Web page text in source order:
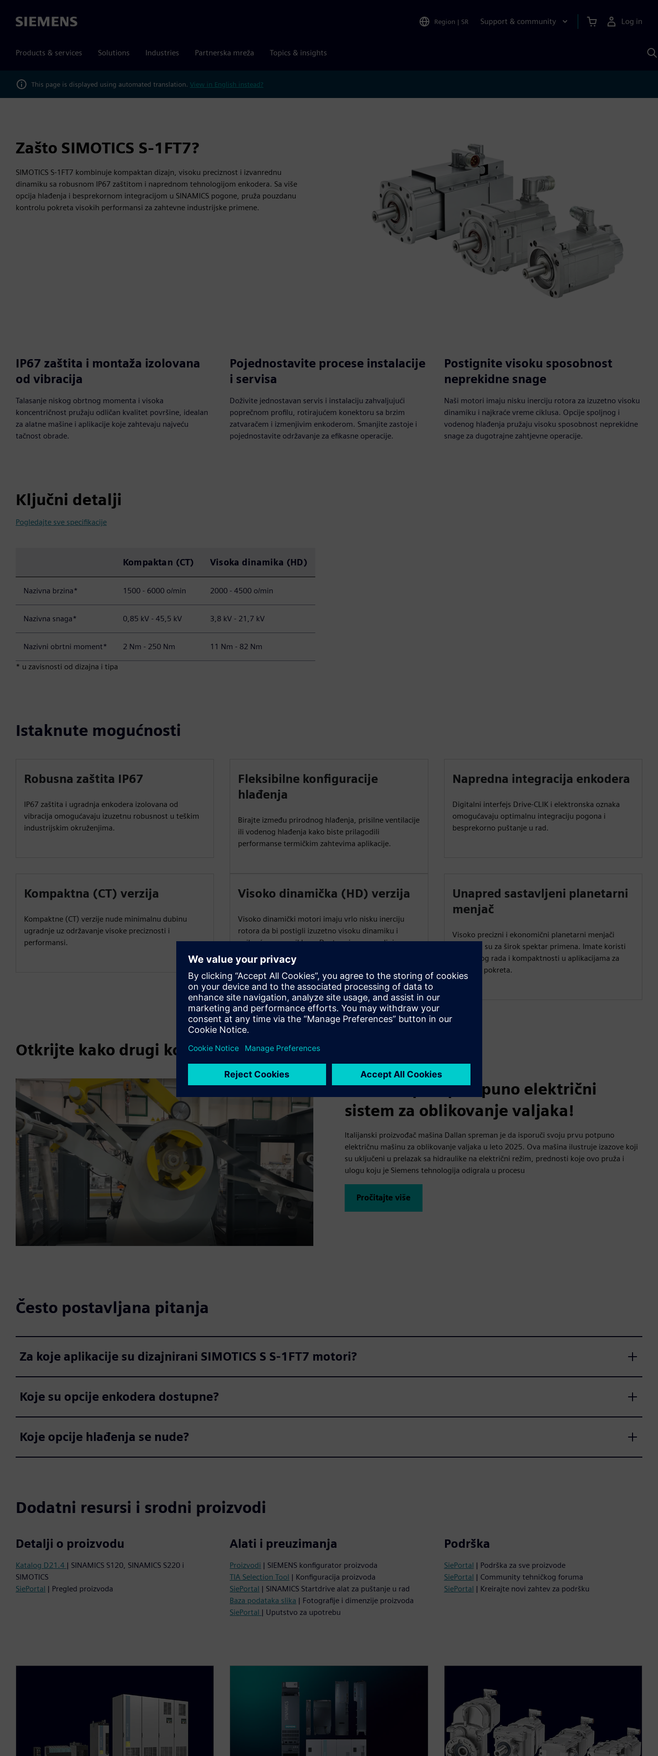
Siemens Region | SR Support & community Log in
Products & services Solutions Industries Partnerska mreža Topics & insights
This page is displayed using automated translation. View in English instead?
Zašto SIMOTICS S-1FT7?
SIMOTICS S-1FT7 kombinuje kompaktan dizajn, visoku preciznost i izvanrednu
dinamiku sa robusnom IP67 zaštitom i naprednom tehnologijom enkodera. Sa više
opcija hlađenja i besprekornom integracijom u SINAMICS pogone, pruža pouzdanu
kontrolu pokreta visokih performansi za zahtevne industrijske primene.
IP67 zaštita i montaža izolovana
od vibracija
Talasanje niskog obrtnog momenta i visoka
koncentričnost pružaju odličan kvalitet površine, idealan
za alatne mašine i aplikacije koje zahtevaju najveću
tačnost obrade.
Pojednostavite procese instalacije
i servisa
Doživite jednostavan servis i instalaciju zahvaljujući
poprečnom profilu, rotirajućem konektoru sa brzim
zatvaračem i izmenjivim enkoderom. Smanjite zastoje i
pojednostavite održavanje za efikasne operacije.
Postignite visoku sposobnost
neprekidne snage
Naši motori imaju nisku inerciju rotora za izuzetno visoku
dinamiku i najkraće vreme ciklusa. Opcije spoljnog i
vodenog hlađenja pružaju visoku sposobnost neprekidne
snage za dugotrajne zahtjevne operacije.
Ključni detalji
Pogledajte sve specifikacije
Kompaktan (CT) Visoka dinamika (HD)
Nazivna brzina* 1500 - 6000 o/min 2000 - 4500 o/min
Nazivna snaga* 0,85 kV - 45,5 kV 3,8 kV - 21,7 kV
Nazivni obrtni moment* 2 Nm - 250 Nm 11 Nm - 82 Nm
* u zavisnosti od dizajna i tipa
Istaknute mogućnosti
Robusna zaštita IP67
IP67 zaštita i ugradnja enkodera izolovana od
vibracija omogućavaju izuzetnu robusnost u teškim
industrijskim okruženjima.
Fleksibilne konfiguracije
hlađenja
Birajte između prirodnog hlađenja, prisilne ventilacije
ili vodenog hlađenja kako biste prilagodili
performanse termičkim zahtevima aplikacije.
Napredna integracija enkodera
Digitalni interfejs Drive-CLIK i elektronska oznaka
omogućavaju optimalnu integraciju pogona i
besprekorno puštanje u rad.
Kompaktna (CT) verzija
Kompaktne (CT) verzije nude minimalnu dubinu
ugradnje uz održavanje visoke preciznosti i
performansi.
Visoko dinamička (HD) verzija
Visoko dinamički motori imaju vrlo nisku inerciju
rotora da bi postigli izuzetno visoku dinamiku i
najkraće vreme ciklusa. Dostupni su sa spoljnim
hlađenjem i vodenim hlađenjem osiguravajući visoku
kontinuiranu snagu.
Unapred sastavljeni planetarni
menjač
Visoko precizni i ekonomični planetarni menjači
dostupni su za širok spektar primena. Imate koristi
od glatkog rada i kompaktnosti u aplikacijama za
kontrolu pokreta.
Otkrijte kako drugi koriste SIMOTICS S-1FT7?
Dallan S.p.A. | Potpuno električni
sistem za oblikovanje valjaka!
Italijanski proizvođač mašina Dallan spreman je da isporuči svoju prvu potpuno
električnu mašinu za oblikovanje valjaka u leto 2025. Ova mašina ilustruje izazove koji
su uključeni u prelazak sa hidraulike na električni režim, prednosti koje ovo pruža i
ulogu koju je Siemens tehnologija odigrala u procesu
Pročitajte više
Često postavljana pitanja
Za koje aplikacije su dizajnirani SIMOTICS S S-1FT7 motori?
Koje su opcije enkodera dostupne?
Koje opcije hlađenja se nude?
Dodatni resursi i srodni proizvodi
Detalji o proizvodu
Katalog D21.4 | SINAMICS S120, SINAMICS S220 i
SIMOTICS
SiePortal | Pregled proizvoda
Alati i preuzimanja
Proizvodi | SIEMENS konfigurator proizvoda
TIA Selection Tool | Konfiguracija proizvoda
SiePortal | SINAMICS Startdrive alat za puštanje u rad
Baza podataka slika | Fotografije i dimenzije proizvoda
SiePortal | Uputstvo za upotrebu
Podrška
SiePortal | Podrška za sve proizvode
SiePortal | Community tehničkog foruma
SiePortal | Kreirajte novi zahtev za podršku